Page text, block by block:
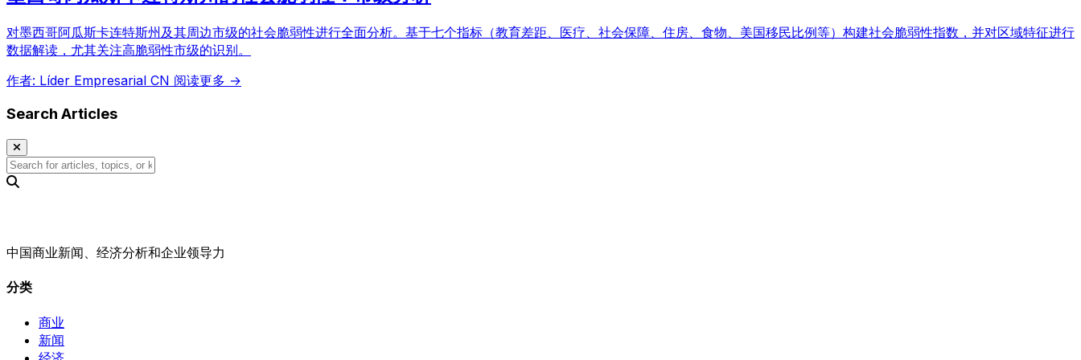
对墨西哥阿瓜斯卡连特斯州及其周边市级的社会脆弱性进行全面分析。基于七个指标（教育差距、医疗、社会保障、住房、食物、美国移民比例等）构建社会脆弱性指数，并对区域特征进行
数据解读，尤其关注高脆弱性市级的识别。
作者: Líder Empresarial CN 阅读更多 →
Search Articles
中国商业新闻、经济分析和企业领导力
分类
商业
新闻